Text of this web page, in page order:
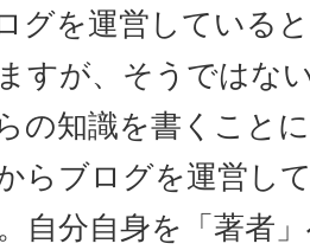
グを運営している
すが、そうではな
の知識を書くこと
らブログを運営し
自分自身を「著者